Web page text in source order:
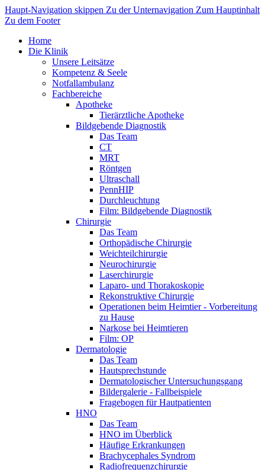
Haupt-Navigation skippen Zu der Unternavigation Zum Hauptinhalt
Zu dem Footer
Home
Die Klinik
Unsere Leitsätze
Kompetenz & Seele
Notfallambulanz
Fachbereiche
Apotheke
Tierärztliche Apotheke
Bildgebende Diagnostik
Das Team
CT
MRT
Röntgen
Ultraschall
PennHIP
Durchleuchtung
Film: Bildgebende Diagnostik
Chirurgie
Das Team
Orthopädische Chirurgie
Weichteilchirurgie
Neurochirurgie
Laserchirurgie
Laparo- und Thorakoskopie
Rekonstruktive Chirurgie
Operationen beim Heimtier - Vorbereitung
zu Hause
Narkose bei Heimtieren
Film: OP
Dermatologie
Das Team
Hautsprechstunde
Dermatologischer Untersuchungsgang
Bildergalerie - Fallbeispiele
Fragebogen für Hautpatienten
HNO
Das Team
HNO im Überblick
Häufige Erkrankungen
Brachycephales Syndrom
Radiofrequenzchirurgie